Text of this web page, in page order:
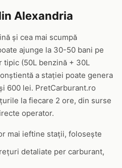
Alexandria
și cea mai scumpă
ajunge la 30-50 bani pe
tipic (50L benzină + 30L
a stației poate genera
600 lei. PretCarburant.ro
la fiecare 2 ore, din surse
operator.
mai ieftine stații, folosește
detaliate per carburant,